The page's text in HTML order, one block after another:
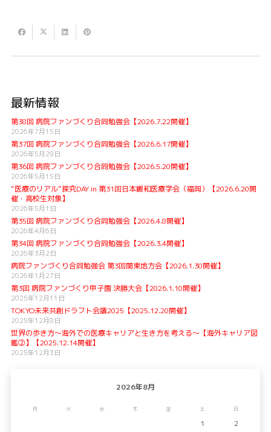
最新情報
第38回 病院ファンづくり合同勉強会【2026.7.22開催】
2026年7月15日
第37回 病院ファンづくり合同勉強会【2026.6.17開催】
2026年5月29日
第36回 病院ファンづくり合同勉強会【2026.5.20開催】
2026年5月15日
“医療のリアル”探究DAY in 第31回日本緩和医療学会（福岡）【2026.6.20開
催・高校生対象】
2026年5月1日
第35回 病院ファンづくり合同勉強会【2026.4.8開催】
2026年4月6日
第34回 病院ファンづくり合同勉強会【2026.3.4開催】
2026年3月2日
病院ファンづくり合同勉強会 第3回関東地方会【2026.1.30開催】
2026年1月27日
第3回 病院ファンづくり甲子園 決勝大会【2026.1.10開催】
2025年12月11日
TOKYO未来共創ドラフト会議2025【2025.12.20開催】
2025年12月8日
世界の歩き方〜海外での医療キャリアと生き方を考える〜【海外キャリア図
鑑②】【2025.12.14開催】
2025年12月3日
2026年8月
月 火 水 木 金 土 日
1
2